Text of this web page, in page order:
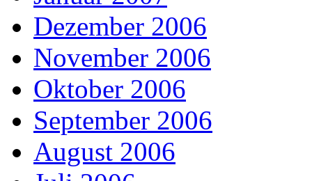
Dezember 2006
November 2006
Oktober 2006
September 2006
August 2006